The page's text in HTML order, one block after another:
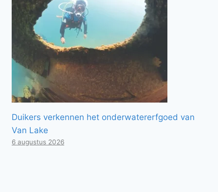
Duikers verkennen het onderwatererfgoed van
Van Lake
6 augustus 2026